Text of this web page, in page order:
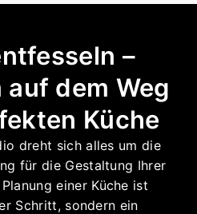
–
auf dem Weg
Küche
dreht sich alles um die
für die Gestaltung Ihrer
einer Küche ist
Schritt, sondern ein